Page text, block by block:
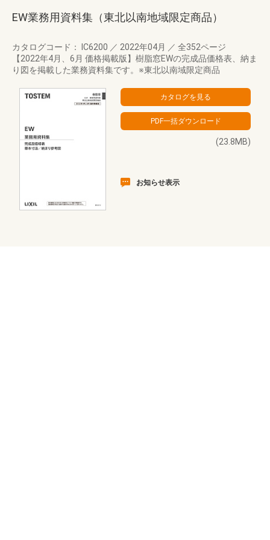
EW業務用資料集（東北以南地域限定商品）
カタログコード： IC6200 ／ 2022年04月 ／ 全352ページ
【2022年4月、6月 価格掲載版】樹脂窓EWの完成品価格表、納ま
り図を掲載した業務資料集です。※東北以南域限定商品
(23.8MB)
お知らせ表示